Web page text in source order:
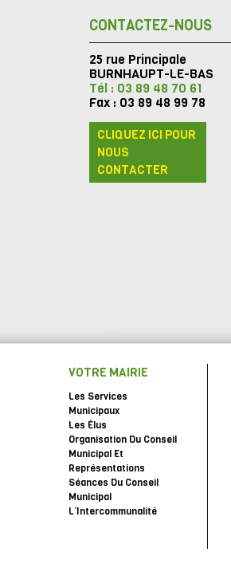
CONTACTEZ-NOUS
25 rue Principale
BURNHAUPT-LE-BAS
Tél : 03 89 48 70 61
Fax : 03 89 48 99 78
CLIQUEZ ICI POUR
NOUS
CONTACTER
VOTRE MAIRIE
Les Services
Municipaux
Les Élus
Organisation Du Conseil
Municipal Et
Représentations
Séances Du Conseil
Municipal
L’Intercommunalité